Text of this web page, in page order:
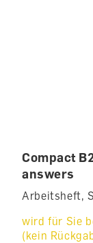
Compact
answers
Arbeitsheft,
wird für Sie
(kein